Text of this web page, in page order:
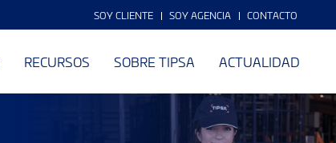
SOY CLIENTE SOY AGENCIA CONTACTO
RECURSOS SOBRE TIPSA ACTUALIDAD